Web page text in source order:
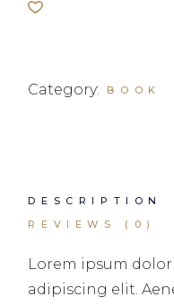
Category: BOOK
DESCRIPTION
REVIEWS (0)
Lorem ipsum
adipiscing elit.